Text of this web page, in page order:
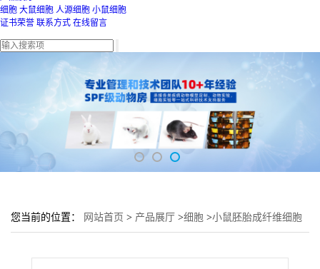
细胞 大鼠细胞 人源细胞 小鼠细胞
证书荣誉 联系方式 在线留言
您当前的位置： 网站首页 > 产品展厅 >细胞 >小鼠胚胎成纤维细胞